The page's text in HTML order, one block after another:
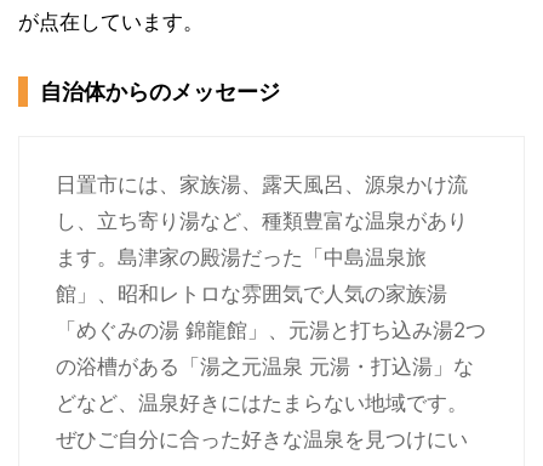
が点在しています。
自治体からのメッセージ
日置市には、家族湯、露天風呂、源泉かけ流
し、立ち寄り湯など、種類豊富な温泉があり
ます。島津家の殿湯だった「中島温泉旅
館」、昭和レトロな雰囲気で人気の家族湯
「めぐみの湯 錦龍館」、元湯と打ち込み湯2つ
の浴槽がある「湯之元温泉 元湯・打込湯」な
どなど、温泉好きにはたまらない地域です。
ぜひご自分に合った好きな温泉を見つけにい